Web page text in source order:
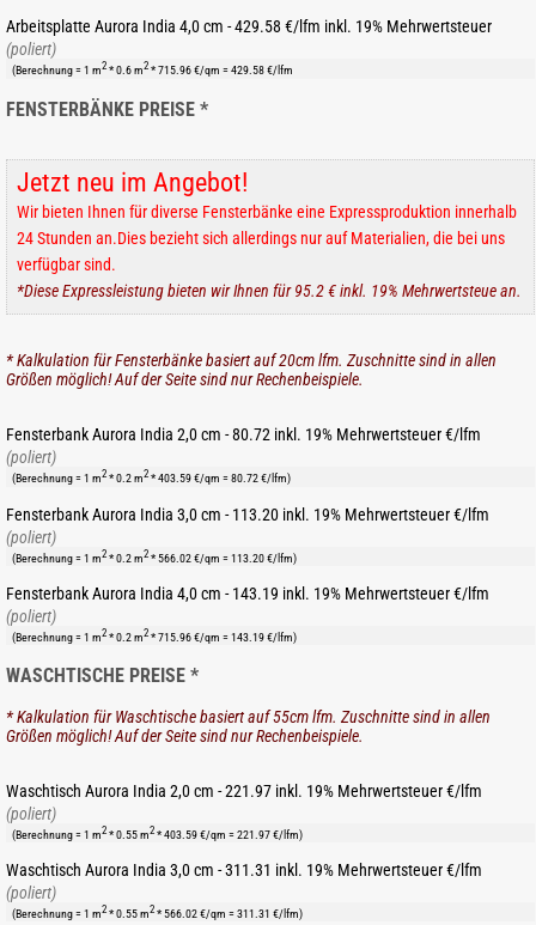
Arbeitsplatte Aurora India 4,0 cm - 429.58 €/lfm inkl. 19% Mehrwertsteuer
(poliert)
(Berechnung = 1 m2 * 0.6 m2 * 715.96 €/qm = 429.58 €/lfm
FENSTERBÄNKE PREISE *
Jetzt neu im Angebot!
Wir bieten Ihnen für diverse Fensterbänke eine Expressproduktion innerhalb
24 Stunden an.Dies bezieht sich allerdings nur auf Materialien, die bei uns
verfügbar sind.
*Diese Expressleistung bieten wir Ihnen für 95.2 € inkl. 19% Mehrwertsteue an.
* Kalkulation für Fensterbänke basiert auf 20cm lfm. Zuschnitte sind in allen
Größen möglich! Auf der Seite sind nur Rechenbeispiele.
Fensterbank Aurora India 2,0 cm - 80.72 inkl. 19% Mehrwertsteuer €/lfm
(poliert)
(Berechnung = 1 m2 * 0.2 m2 * 403.59 €/qm = 80.72 €/lfm)
Fensterbank Aurora India 3,0 cm - 113.20 inkl. 19% Mehrwertsteuer €/lfm
(poliert)
(Berechnung = 1 m2 * 0.2 m2 * 566.02 €/qm = 113.20 €/lfm)
Fensterbank Aurora India 4,0 cm - 143.19 inkl. 19% Mehrwertsteuer €/lfm
(poliert)
(Berechnung = 1 m2 * 0.2 m2 * 715.96 €/qm = 143.19 €/lfm)
WASCHTISCHE PREISE *
* Kalkulation für Waschtische basiert auf 55cm lfm. Zuschnitte sind in allen
Größen möglich! Auf der Seite sind nur Rechenbeispiele.
Waschtisch Aurora India 2,0 cm - 221.97 inkl. 19% Mehrwertsteuer €/lfm
(poliert)
(Berechnung = 1 m2 * 0.55 m2 * 403.59 €/qm = 221.97 €/lfm)
Waschtisch Aurora India 3,0 cm - 311.31 inkl. 19% Mehrwertsteuer €/lfm
(poliert)
(Berechnung = 1 m2 * 0.55 m2 * 566.02 €/qm = 311.31 €/lfm)